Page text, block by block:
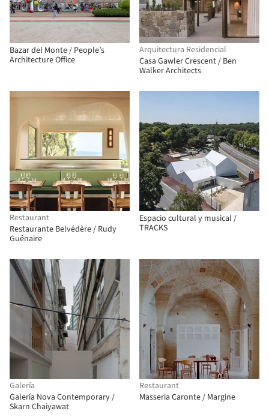
Bazar del Monte / People’s
Architecture Office
Arquitectura Residencial
Casa Gawler Crescent / Ben
Walker Architects
Restaurant
Restaurante Belvédère / Rudy
Guénaire
Espacio cultural y musical /
TRACKS
Galería
Galería Nova Contemporary /
Skarn Chaiyawat
Restaurant
Masseria Caronte / Margine